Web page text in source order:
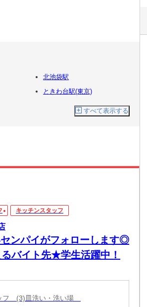
北池袋駅
ときわ台駅(東京)
すべて表示する
キッチンスタッフ
センパイがフォローします◎
バイト先★学生活躍中！
フ (3)皿洗い・洗い場